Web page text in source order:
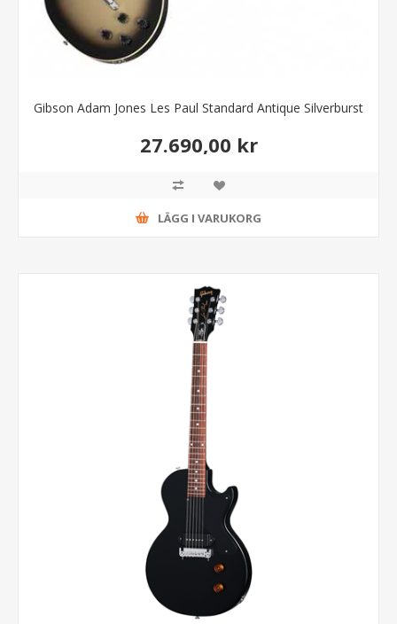
Gibson Adam Jones Les Paul Standard Antique Silverburst
27.690,00 kr
LÄGG I VARUKORG